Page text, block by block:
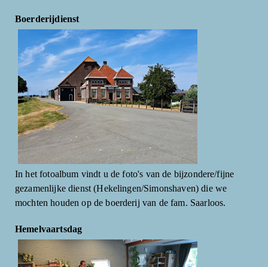
Boerderijdienst
In het fotoalbum vindt u de foto's van de bijzondere/fijne
gezamenlijke dienst (Hekelingen/Simonshaven) die we
mochten houden op de boerderij van de fam. Saarloos.
Hemelvaartsdag